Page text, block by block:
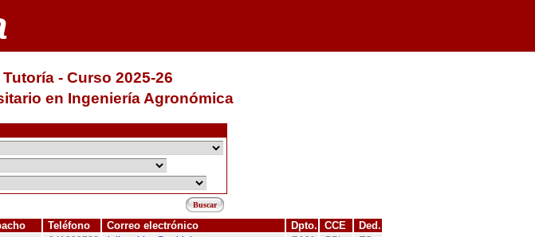
- Curso 2025-26
en Ingeniería Agronómica
Teléfono Correo electrónico Dpto. CCE Ded.